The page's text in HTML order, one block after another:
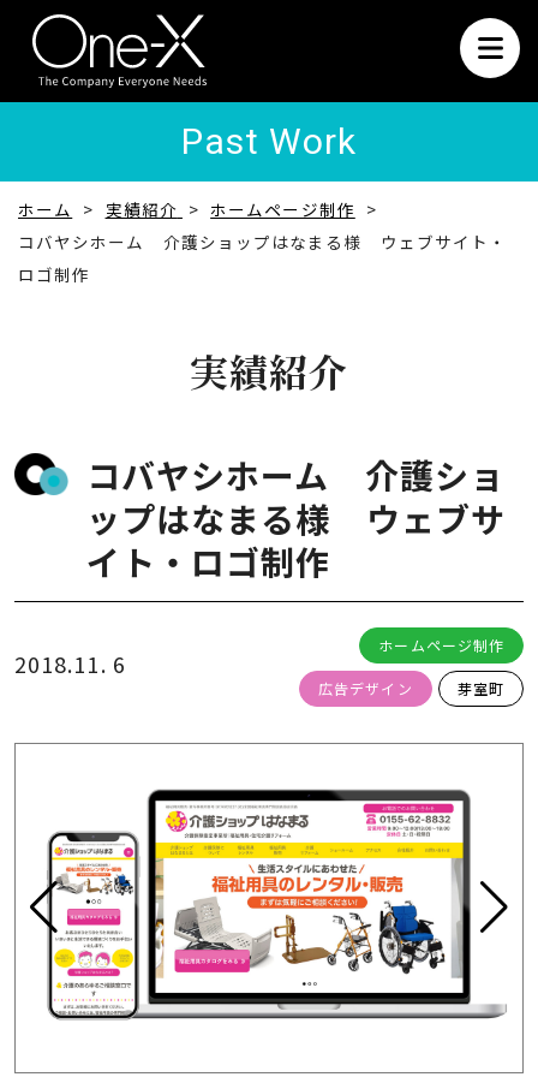
Past Work
ホーム 実績紹介
ホームページ制作
コバヤシホーム 介護ショップはなまる様 ウェブサイト・
ロゴ制作
実績紹介
コバヤシホーム 介護ショ
ップはなまる様 ウェブサ
イト・ロゴ制作
2018.11. 6
ホームページ制作
広告デザイン 芽室町